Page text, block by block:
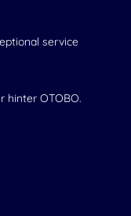
service
hinter OTOBO.